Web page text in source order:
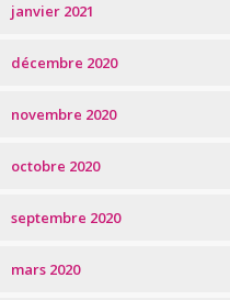
janvier 2021
décembre 2020
novembre 2020
octobre 2020
septembre 2020
mars 2020